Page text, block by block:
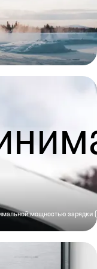
мощностью зарядки